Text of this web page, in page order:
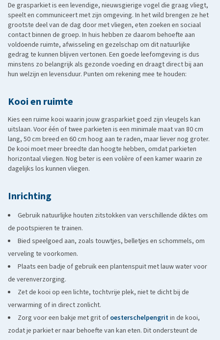
De grasparkiet is een levendige, nieuwsgierige vogel die graag vliegt,
speelt en communiceert met zijn omgeving. In het wild brengen ze het
grootste deel van de dag door met vliegen, eten zoeken en sociaal
contact binnen de groep. In huis hebben ze daarom behoefte aan
voldoende ruimte, afwisseling en gezelschap om dit natuurlijke
gedrag te kunnen blijven vertonen. Een goede leefomgeving is dus
minstens zo belangrijk als gezonde voeding en draagt direct bij aan
hun welzijn en levensduur. Punten om rekening mee te houden:
Kooi en ruimte
Kies een ruime kooi waarin jouw grasparkiet goed zijn vleugels kan
uitslaan. Voor één of twee parkieten is een minimale maat van 80 cm
lang, 50 cm breed en 60 cm hoog aan te raden, maar liever nog groter.
De kooi moet meer breedte dan hoogte hebben, omdat parkieten
horizontaal vliegen. Nog beter is een volière of een kamer waarin ze
dagelijks los kunnen vliegen.
Inrichting
Gebruik natuurlijke houten zitstokken van verschillende diktes om
de pootspieren te trainen.
Bied speelgoed aan, zoals touwtjes, belletjes en schommels, om
verveling te voorkomen.
Plaats een badje of gebruik een plantenspuit met lauw water voor
de verenverzorging.
Zet de kooi op een lichte, tochtvrije plek, niet te dicht bij de
verwarming of in direct zonlicht.
Zorg voor een bakje met grit of oesterschelpengritin de kooi,
zodat je parkiet er naar behoefte van kan eten. Dit ondersteunt de